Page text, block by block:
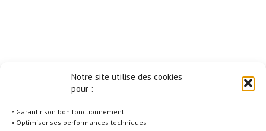
Notre site utilise des cookies
pour :
◦ Garantir son bon fonctionnement
◦ Optimiser ses performances techniques